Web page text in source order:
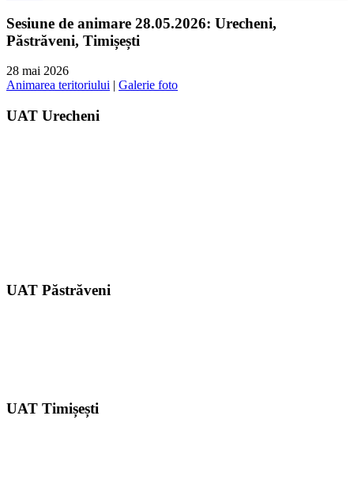
Sesiune de animare 28.05.2026: Urecheni,
Păstrăveni, Timișești
28 mai 2026
Animarea teritoriului | Galerie foto
UAT Urecheni
UAT Păstrăveni
UAT Timișești